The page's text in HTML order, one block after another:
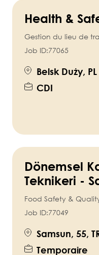
Health &
Gestion du lieu de
Job ID:77065
Belsk Duży,
CDI
Dönemsel
Teknikeri -
Food Safety &
Job ID:77049
Samsun, 55,
Temporaire